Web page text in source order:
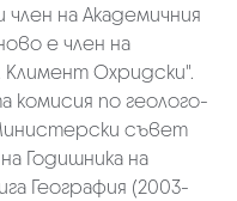
на Академичния
е член на
Охридски".
комисия по геолого-
съвет
Годишника на
География (2003-